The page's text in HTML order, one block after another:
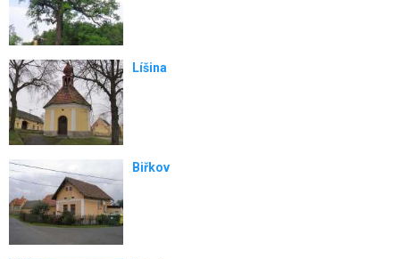
Líšina
Biřkov